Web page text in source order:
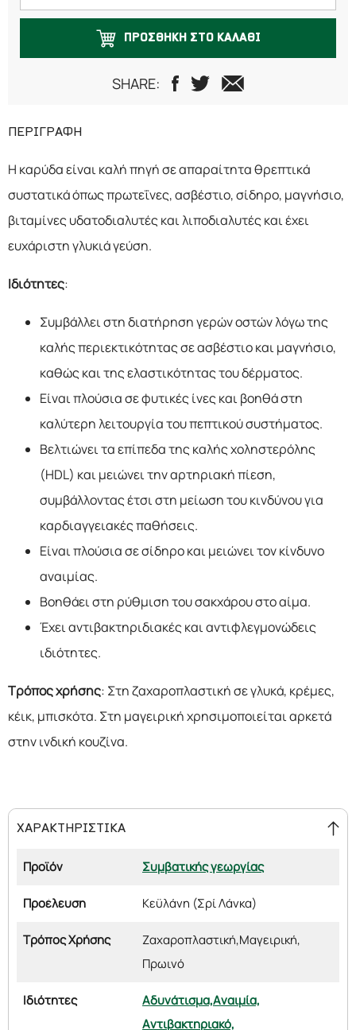
1 κιλό
ΠΡΟΣΘΗΚΗ ΣΤΟ ΚΑΛΑΘΙ
SHARE:
ΠΕΡΙΓΡΑΦΗ
Η καρύδα είναι καλή πηγή σε απαραίτητα θρεπτικά
συστατικά όπως πρωτεΐνες, ασβέστιο, σίδηρο, μαγνήσιο,
βιταμίνες υδατοδιαλυτές και λιποδιαλυτές και έχει
ευχάριστη γλυκιά γεύση.
Ιδιότητες:
Συμβάλλει στη διατήρηση γερών οστών λόγω της
καλής περιεκτικότητας σε ασβέστιο και μαγνήσιο,
καθώς και της ελαστικότητας του δέρματος.
Είναι πλούσια σε φυτικές ίνες και βοηθά στη
καλύτερη λειτουργία του πεπτικού συστήματος.
Βελτιώνει τα επίπεδα της καλής χοληστερόλης
(HDL) και μειώνει την αρτηριακή πίεση,
συμβάλλοντας έτσι στη μείωση του κινδύνου για
καρδιαγγειακές παθήσεις.
Είναι πλούσια σε σίδηρο και μειώνει τον κίνδυνο
αναιμίας.
Βοηθάει στη ρύθμιση του σακχάρου στο αίμα.
Έχει αντιβακτηριδιακές και αντιφλεγμονώδεις
ιδιότητες.
Τρόπος χρήσης: Στη ζαχαροπλαστική σε γλυκά, κρέμες,
κέικ, μπισκότα. Στη μαγειρική χρησιμοποιείται αρκετά
στην ινδική κουζίνα.
ΧΑΡΑΚΤΗΡΙΣΤΙΚΑ
Προϊόν Συμβατικής γεωργίας
Προέλευση Κεϋλάνη (Σρί Λάνκα)
Τρόπος Χρήσης Ζαχαροπλαστική,Μαγειρική,
Πρωινό
Ιδιότητες Αδυνάτισμα,Αναιμία,
Αντιβακτηριακό,